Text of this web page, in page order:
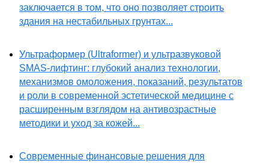
заключается в том, что оно позволяет строить
здания на нестабильных грунтах...
Ультраформер (Ultraformer) и ультразвуковой
SMAS-лифтинг: глубокий анализ технологии,
механизмов омоложения, показаний, результатов
и роли в современной эстетической медицине с
расширенным взглядом на антивозрастные
методики и уход за кожей...
Современные финансовые решения для